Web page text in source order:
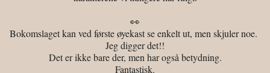
👀
Bokomslaget kan ved første øyekast se enkelt ut, men skjuler noe.
Jeg digger det!!
Det er ikke bare der, men har også betydning.
Fantastisk.